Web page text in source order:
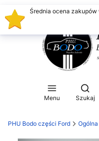
Menu Szukaj
PHU Bodo części Ford Ogólna
Średnia ocena